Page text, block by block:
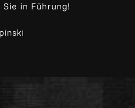
Sie in Führung!